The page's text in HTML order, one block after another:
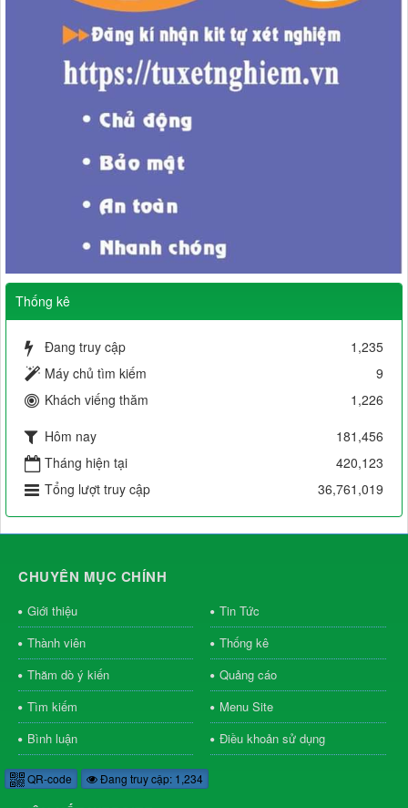
Thống kê
Đang truy cập
1,235
Máy chủ tìm kiếm
9
Khách viếng thăm
1,226
Hôm nay
181,456
Tháng hiện tại
420,123
Tổng lượt truy cập
36,761,019
CHUYÊN MỤC CHÍNH
Giới thiệu
Tin Tức
Thành viên
Thống kê
Thăm dò ý kiến
Quảng cáo
Tìm kiếm
Menu Site
Bình luận
Điều khoản sử dụng
QR-code Đang truy cập: 1,234